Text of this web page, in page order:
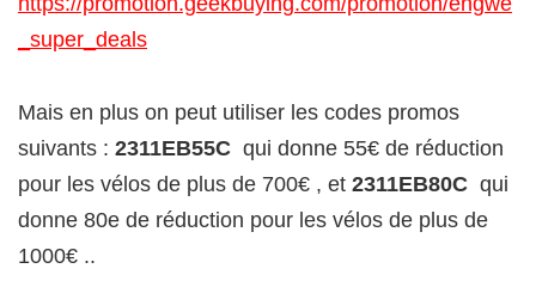
_super_deals
Mais en plus on peut utiliser les codes promos
suivants : 2311EB55C qui donne 55€ de réduction
pour les vélos de plus de 700€ , et 2311EB80C qui
donne 80e de réduction pour les vélos de plus de
1000€ ..